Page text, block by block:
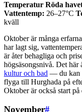
Temperatur Röda
Vattentemp: 26–27°C
kväll
Oktober är många
har lagt sig,
är åter behagliga och
högsäsongsnivå. Det här
kultur och bad — du kan
flyga till Hurghada på
Oktober är också start
November#